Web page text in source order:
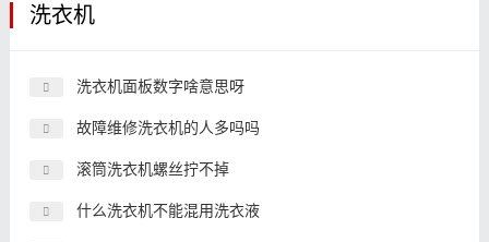
洗衣机
洗衣机面板数字啥意思呀
故障维修洗衣机的人多吗吗
滚筒洗衣机螺丝拧不掉
什么洗衣机不能混用洗衣液